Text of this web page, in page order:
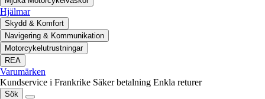
Hjälmar
Skydd & Komfort
Navigering & Kommunikation
Motorcykelutrustningar
REA
Varumärken
Kundservice i Frankrike Säker betalning Enkla returer
Sök